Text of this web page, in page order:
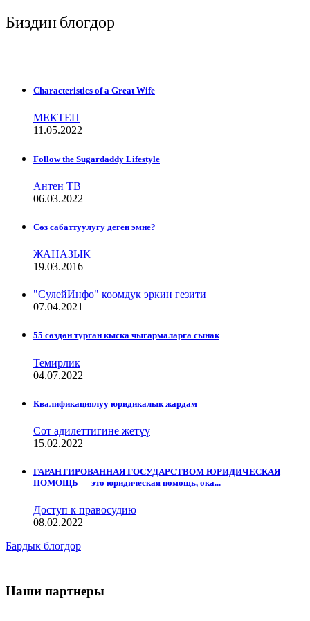
Биздин блогдор
Characteristics of a Great Wife
МЕКТЕП
11.05.2022
Follow the Sugardaddy Lifestyle
Антен ТВ
06.03.2022
Сѳз сабаттуулугу деген эмне?
ЖАНАЗЫК
19.03.2016
"СулейИнфо" коомдук эркин гезити
07.04.2021
55 сөздөн турган кыска чыгармаларга сынак
Темирлик
04.07.2022
Квалификациялуу юридикалык жардам
Сот адилеттигине жетүү
15.02.2022
ГАРАНТИРОВАННАЯ ГОСУДАРСТВОМ ЮРИДИЧЕСКАЯ
ПОМОЩЬ — это юридическая помощь, ока...
Доступ к правосудию
08.02.2022
Бардык блогдор
Наши партнеры